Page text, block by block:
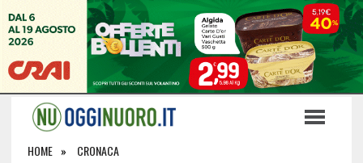
HOME CRONACA